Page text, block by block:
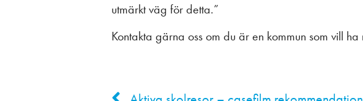
utmärkt väg för detta.”
Kontakta gärna oss om du är en kommun som vill